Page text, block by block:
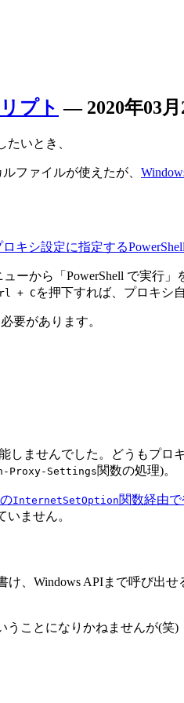
プト ― 2020年03
いとき、
ファイルが使えたが、
キシ設定に指定する
ーから「PowerShell で実行
+ Cを押下すれば、プロキシ
要があります。
ませんでした。どうもプロ
Proxy-Settings関数の処理)。
InternetSetOption関数経由
ません。
、Windows APIまで呼び出
うことになりかねませんが(笑)